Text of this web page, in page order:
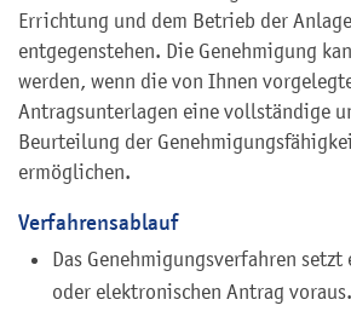
Errichtung und dem Betrieb der
entgegenstehen. Die Genehmigung
werden, wenn die von Ihnen
Antragsunterlagen eine vollständige
Beurteilung der
ermöglichen.
Verfahrensablauf
Das Genehmigungsverfahren
oder elektronischen Antrag voraus.